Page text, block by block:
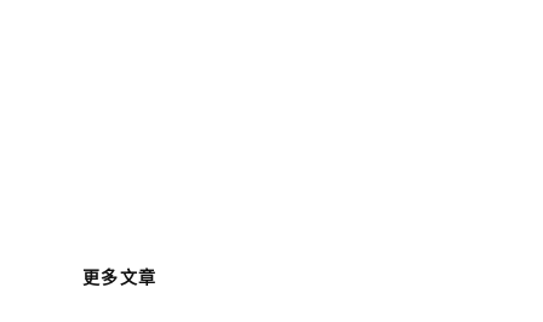
更多文章